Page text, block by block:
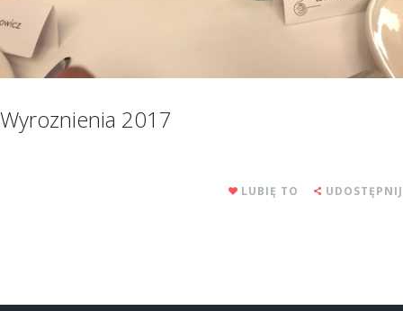
Wyroznienia 2017
LUBIĘ TO UDOSTĘPNIJ